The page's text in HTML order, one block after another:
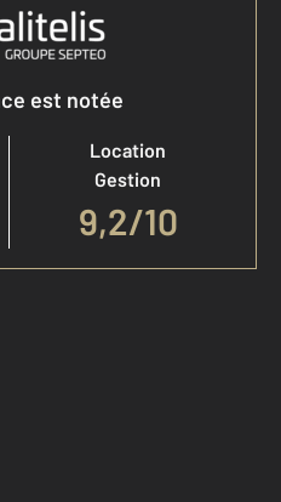
est notée
Location
Gestion
9,2/10